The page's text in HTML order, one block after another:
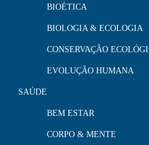
BIOÉTICA
BIOLOGIA & ECOLOGIA
CONSERVAÇÃO
EVOLUÇÃO HUMANA
SAÚDE
BEM ESTAR
CORPO & MENTE